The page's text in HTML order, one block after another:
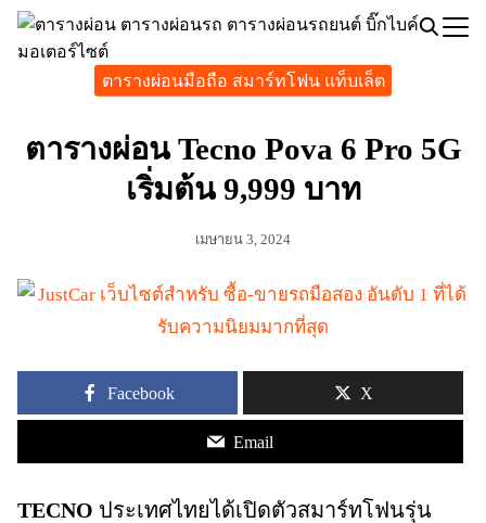
Skip
Search
ตารางผ่อนมือถือ สมาร์ทโฟน แท็บเล็ต
ตารางผ่อน Tecno Pova 6 Pro 5G
เริ่มต้น 9,999 บาท
เมษายน 3, 2024
Facebook X
Email
TECNO ประเทศไทยได้เปิดตัวสมาร์ทโฟนรุ่น